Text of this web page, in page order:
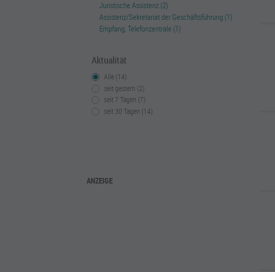
Juristische Assistenz (2)
Assistenz/Sekretariat der Geschäftsführung (1)
Empfang, Telefonzentrale (1)
Aktualität
Alle (14)
seit gestern (2)
seit 7 Tagen (7)
seit 30 Tagen (14)
ANZEIGE